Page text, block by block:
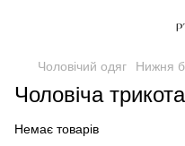
Чоловічий одяг Нижня
Чоловіча
Немає товарів